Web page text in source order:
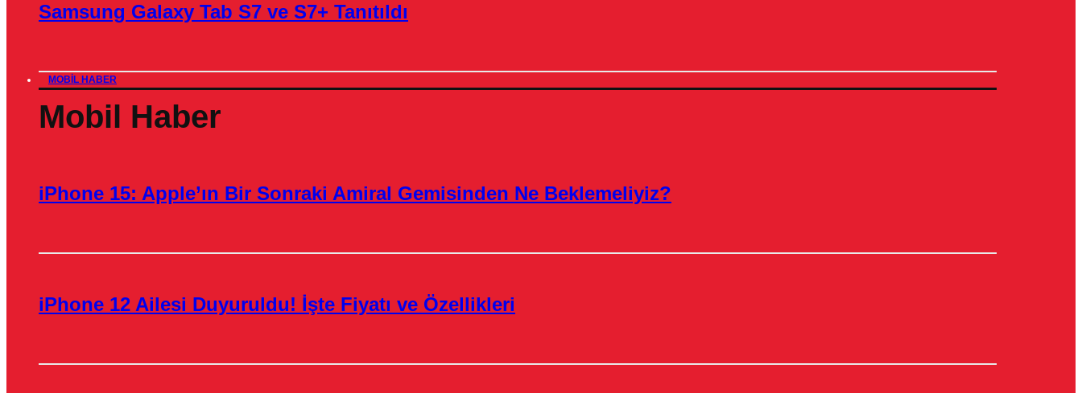
Samsung Galaxy Tab S7 ve S7+ Tanıtıldı
MOBIL HABER
Mobil Haber
iPhone 15: Apple’ın Bir Sonraki Amiral Gemisinden Ne Beklemeliyiz?
iPhone 12 Ailesi Duyuruldu! İşte Fiyatı ve Özellikleri